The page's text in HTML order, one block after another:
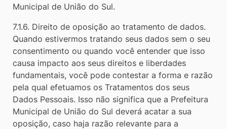
Municipal de União do Sul.
7.1.6. Direito de oposição ao tratamento de dados.
Quando estivermos tratando seus dados sem o seu
consentimento ou quando você entender que isso
causa impacto aos seus direitos e liberdades
fundamentais, você pode contestar a forma e razão
pela qual efetuamos os Tratamentos dos seus
Dados Pessoais. Isso não significa que a Prefeitura
Municipal de União do Sul deverá acatar a sua
oposição, caso haja razão relevante para a